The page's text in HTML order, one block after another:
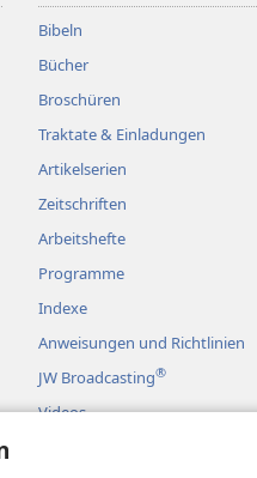
Bibeln
Bücher
Broschüren
Traktate & Einladungen
Artikelserien
Zeitschriften
Arbeitshefte
Programme
Indexe
Anweisungen und Richtlinien
JW Broadcasting®
Videos